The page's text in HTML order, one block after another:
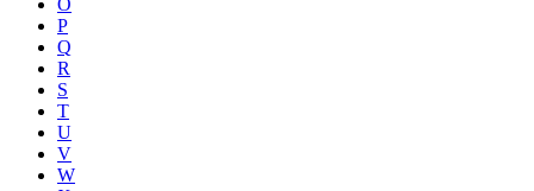
O
P
Q
R
S
T
U
V
W